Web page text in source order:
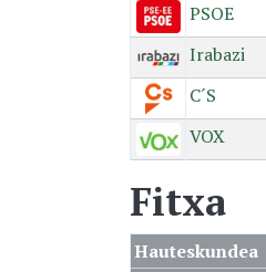
PSOE
Irabazi
C´S
VOX
Fitxa
Hauteskundea